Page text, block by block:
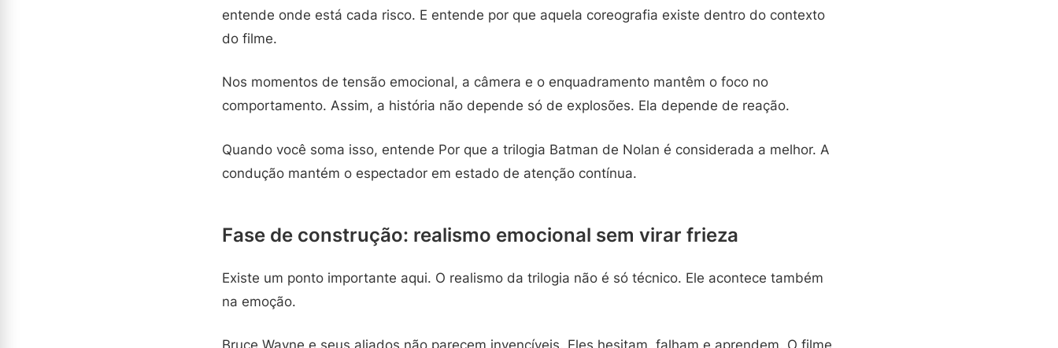
entende onde está cada risco. E entende por que aquela coreografia existe dentro do contexto
do filme.
Nos momentos de tensão emocional, a câmera e o enquadramento mantêm o foco no
comportamento. Assim, a história não depende só de explosões. Ela depende de reação.
Quando você soma isso, entende Por que a trilogia Batman de Nolan é considerada a melhor. A
condução mantém o espectador em estado de atenção contínua.
Fase de construção: realismo emocional sem virar frieza
Existe um ponto importante aqui. O realismo da trilogia não é só técnico. Ele acontece também
na emoção.
Bruce Wayne e seus aliados não parecem invencíveis. Eles hesitam, falham e aprendem. O filme